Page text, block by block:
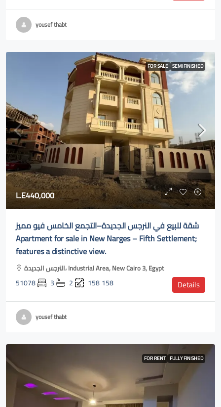
yousef thabt
FOR SALE SEMI FINISHED
L.E440,000
شقة للبيع في النرجس الجديدة–التجمع الخامس فيو مميز
Apartment for sale in New Narges – Fifth Settlement;
features a distinctive view.
النرجس الجديدة، Industrial Area, New Cairo 3, Egypt
51078 3 2 158158 Details
yousef thabt
FOR RENT FULLY FINISHED